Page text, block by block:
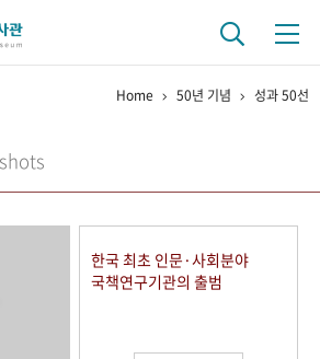
로 보는 연구 역사
연구자들
Home 50년 기념 성과 50선
한국 최초 인문·사회분야
국책연구기관의 출범